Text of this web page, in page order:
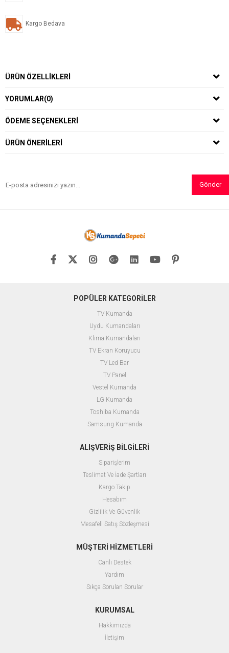
Kargo Bedava
ÜRÜN ÖZELLIKLERI
YORUMLAR(0)
ÖDEME SEÇENEKLERI
ÜRÜN ÖNERILERI
Gönder
POPÜLER KATEGORİLER
TV Kumanda
Uydu Kumandaları
Klima Kumandaları
TV Ekran Koruyucu
TV Led Bar
TV Panel
Vestel Kumanda
LG Kumanda
Toshiba Kumanda
Samsung Kumanda
ALIŞVERİŞ BİLGİLERİ
Siparişlerim
Teslimat Ve İade Şartları
Kargo Takip
Hesabım
Gizlilik Ve Güvenlik
Mesafeli Satış Sözleşmesi
MÜŞTERİ HİZMETLERİ
Canlı Destek
Yardım
Sıkça Sorulan Sorular
KURUMSAL
Hakkımızda
İletişim